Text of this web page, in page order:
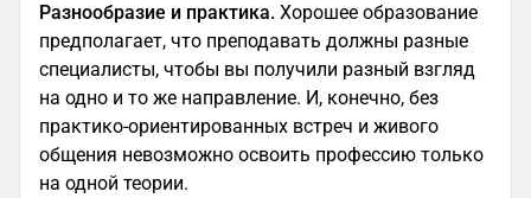
Разнообразие и практика. Хорошее образование
предполагает, что преподавать должны разные
специалисты, чтобы вы получили разный взгляд
на одно и то же направление. И, конечно, без
практико-ориентированных встреч и живого
общения невозможно освоить профессию только
на одной теории.